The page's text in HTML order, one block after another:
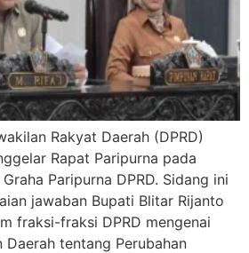
Rakyat Daerah (DPRD)
Rapat Paripurna pada
Paripurna DPRD. Sidang ini
jawaban Bupati Blitar Rijanto
fraksi-fraksi DPRD mengenai
Daerah tentang Perubahan